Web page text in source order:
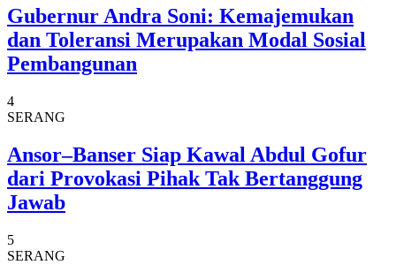
Gubernur Andra Soni: Kemajemukan
dan Toleransi Merupakan Modal Sosial
Pembangunan
4
SERANG
Ansor–Banser Siap Kawal Abdul Gofur
dari Provokasi Pihak Tak Bertanggung
Jawab
5
SERANG